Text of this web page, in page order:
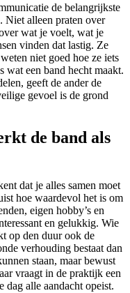
de belangrijkste
Niet alleen praten over
wat je voelt, wat je
vinden dat lastig. Ze
niet goed hoe ze iets
wat een band hecht maakt.
geeft de ander de
gevoel is de grond
de band als
dat je alles samen moet
hoe waardevol het is om
eigen hobby’s en
en gelukkig. Wie
op den duur ook de
verhouding bestaat dan
staan, maar bewust
vraagt in de praktijk een
dag alle aandacht opeist.